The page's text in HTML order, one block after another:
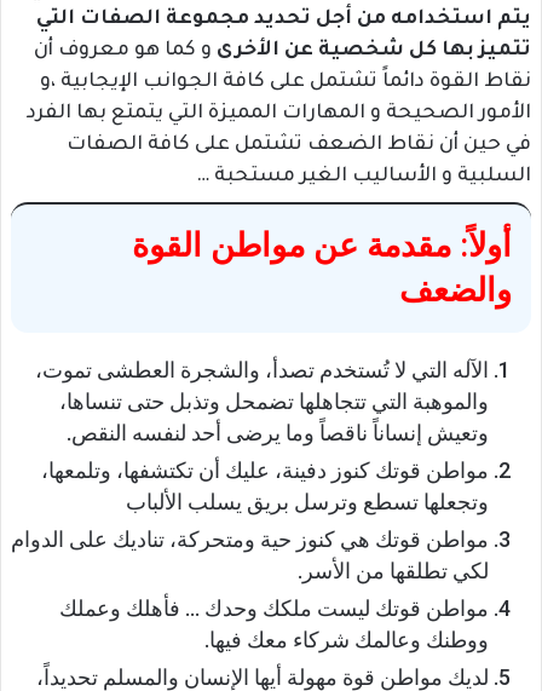
يتم استخدامه من أجل تحديد مجموعة الصفات التي
تتميز بها كل شخصية عن الأخرى و كما هو معروف أن
نقاط القوة دائماً تشتمل على كافة الجوانب الإيجابية ،و
الأمور الصحيحة و المهارات المميزة التي يتمتع بها الفرد
في حين أن نقاط الضعف تشتمل على كافة الصفات
السلبية و الأساليب الغير مستحبة …
أولاً: مقدمة عن مواطن القوة
والضعف
الآله التي لا تُستخدم تصدأ، والشجرة العطشى تموت،
والموهبة التي تتجاهلها تضمحل وتذبل حتى تنساها،
وتعيش إنساناً ناقصاً وما يرضى أحد لنفسه النقص.
مواطن قوتك كنوز دفينة، عليك أن تكتشفها، وتلمعها،
وتجعلها تسطع وترسل بريق يسلب الألباب
مواطن قوتك هي كنوز حية ومتحركة، تناديك على الدوام
لكي تطلقها من الأسر.
مواطن قوتك ليست ملكك وحدك … فأهلك وعملك
ووطنك وعالمك شركاء معك فيها.
لديك مواطن قوة مهولة أيها الإنسان والمسلم تحديداً،